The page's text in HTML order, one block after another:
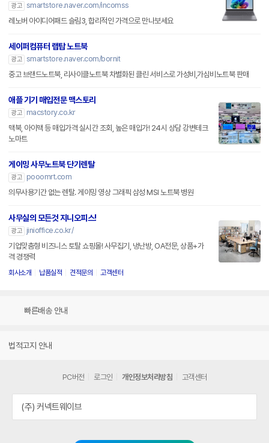
광고 smartstore.naver.com/incomss
레노버 아이디어패드 슬림3, 합리적인 가격으로 만나보세요
세이퍼컴퓨터 랩탑 노트북
광고 smartstore.naver.com/bornit
중고 브랜드노트북, 리사이클노트북 차별화된 클린 서비스로 가성비,가심비노트북 판매
애플 기기 매입전문 맥스토리
광고
macstory.co.kr
맥북, 아이맥 등 매입가격 실시간 조회, 높은 매입가! 24시 상담 강변테크
노마트
게이밍 사무노트북 단기렌탈
광고
pooomrt.com
의무사용기간 없는 렌탈. 게이밍 영상 그래픽 삼성 MSI 노트북 병원
사무실의 모든것 지니오피스!
광고
jinioffice.co.kr/
기업맞춤형 비즈니스 토탈 쇼핑몰! 사무집기, 냉난방, OA전문, 상품+가
격 경쟁력
회사소개 납품실적 견적문의 고객센터
빠른배송 안내
법적고지 안내
PC버전 로그인 개인정보처리방침 고객센터
(주) 커넥트웨이브